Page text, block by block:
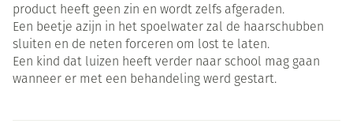
product heeft geen zin en wordt zelfs afgeraden.
Een beetje azijn in het spoelwater zal de haarschubben
sluiten en de neten forceren om lost te laten.
Een kind dat luizen heeft verder naar school mag gaan
wanneer er met een behandeling werd gestart.